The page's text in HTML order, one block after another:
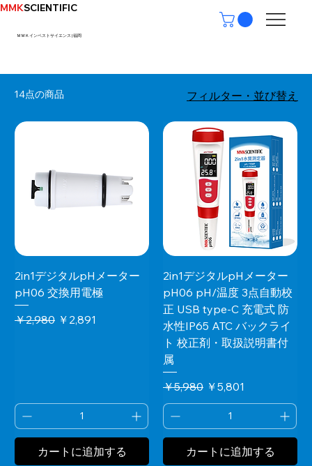
MMKSCIENTIFIC
ＭＭＫインベストサイエンス | ​福岡
14点の商品 フィルター・並び替え
2in1デジタルpHメーター
pH06 交換用電極
通常価格
￥2,980 セール価格
￥2,891
カートに追加する
2in1デジタルpHメーター
pH06 pH/温度 3点自動校
正 USB type-C 充電式 防
水性IP65 ATC バックライ
ト 校正剤・取扱説明書付
属
通常価格
￥5,980 セール価格
￥5,801
カートに追加する